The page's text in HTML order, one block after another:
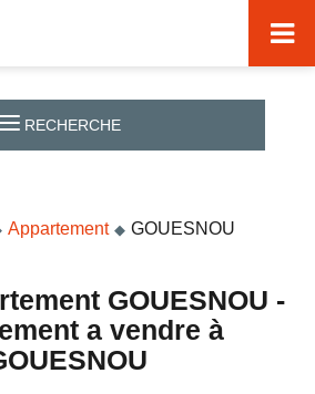
RECHERCHE
Appartement GOUESNOU
a vendre à